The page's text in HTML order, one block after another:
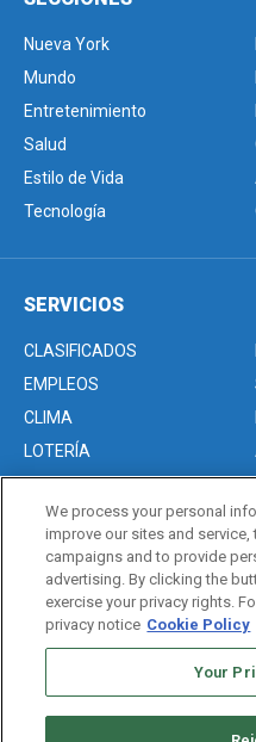
Nueva York
Mundo
Entretenimiento
Salud
Estilo de Vida
Tecnología
SERVICIOS
CLASIFICADOS
EMPLEOS
CLIMA
LOTERÍA
Acerca de nosotros
Advertise with Us/Anuncios
Politica de Privacidad
Editorial Guidelines
We process your personal
improve our sites and
campaigns and to provide
advertising. By clicking the
exercise your privacy rights.
privacy notice Cookie Policy
Your